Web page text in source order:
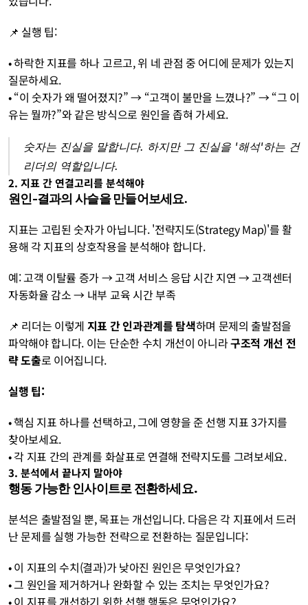
📌 실행 팁:
• 하락한 지표를 하나 고르고, 위 네 관점 중 어디에 문제가 있는지
질문하세요.
• “이 숫자가 왜 떨어졌지?” → “고객이 불만을 느꼈나?” → “그 이
유는 뭘까?”와 같은 방식으로 원인을 좁혀 가세요.
숫자는 진실을 말합니다. 하지만 그 진실을 '해석'하는 건
리더의 역할입니다.
2. 지표 간 연결고리를 분석해야
원인-결과의 사슬을 만들어보세요.
지표는 고립된 숫자가 아닙니다. '전략지도(Strategy Map)'를 활
용해 각 지표의 상호작용을 분석해야 합니다.
예: 고객 이탈률 증가 → 고객 서비스 응답 시간 지연 → 고객센터
자동화율 감소 → 내부 교육 시간 부족
📌 리더는 이렇게 지표 간 인과관계를 탐색하며 문제의 출발점을
파악해야 합니다. 이는 단순한 수치 개선이 아니라 구조적 개선 전
략 도출로 이어집니다.
실행 팁:
• 핵심 지표 하나를 선택하고, 그에 영향을 준 선행 지표 3가지를
찾아보세요.
• 각 지표 간의 관계를 화살표로 연결해 전략지도를 그려보세요.
3. 분석에서 끝나지 말아야
행동 가능한 인사이트로 전환하세요.
분석은 출발점일 뿐, 목표는 개선입니다. 다음은 각 지표에서 드러
난 문제를 실행 가능한 전략으로 전환하는 질문입니다:
• 이 지표의 수치(결과)가 낮아진 원인은 무엇인가요?
• 그 원인을 제거하거나 완화할 수 있는 조치는 무엇인가요?
• 이 지표를 개선하기 위한 선행 행동은 무엇인가요?